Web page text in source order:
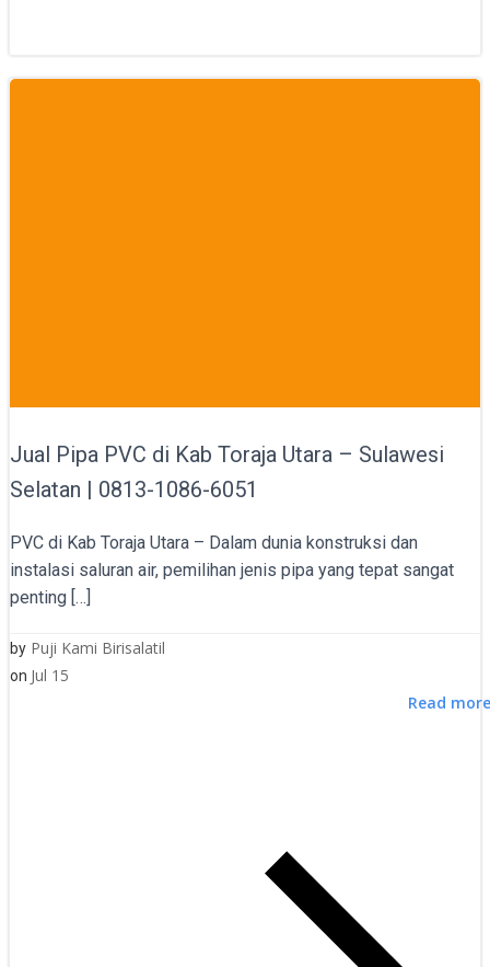
Jual Pipa PVC di Kab Toraja Utara – Sulawesi
Selatan | 0813-1086-6051
PVC di Kab Toraja Utara – Dalam dunia konstruksi dan
instalasi saluran air, pemilihan jenis pipa yang tepat sangat
penting […]
by Puji Kami Birisalatil
on Jul 15
Read more